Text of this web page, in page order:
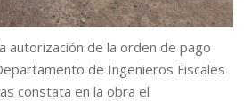
autorización de la orden de pago
de Ingenieros Fiscales
constata en la obra el